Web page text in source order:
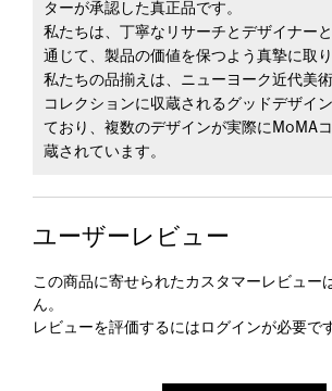
ターが承認した真正品です。
私たちは、丁寧なリサーチとデザイナー
通じて、製品の価値を保つよう真摯に取
私たちの品揃えは、ニューヨーク近代美
コレクションに収蔵されるグッドデザイ
ており、複数のデザインが実際にMoMA
蔵されています。
ユーザーレビュー
この商品に寄せられたカスタマーレビュー
ん。
レビューを評価するには ログインが必要で